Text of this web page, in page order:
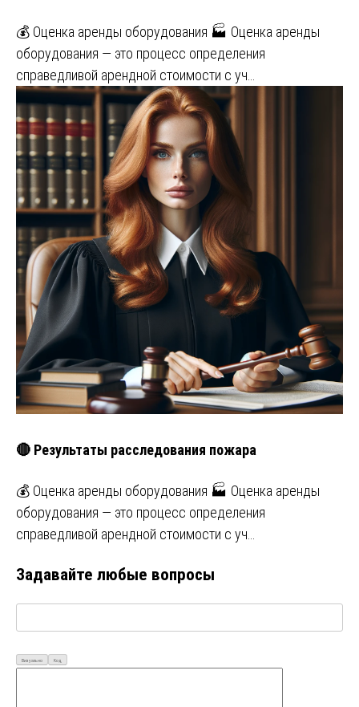
💰 Оценка аренды оборудования 🏭 Оценка аренды
оборудования — это процесс определения
справедливой арендной стоимости с уч…
🔴 Результаты расследования пожара
💰 Оценка аренды оборудования 🏭 Оценка аренды
оборудования — это процесс определения
справедливой арендной стоимости с уч…
Задавайте любые вопросы
Визуально Код